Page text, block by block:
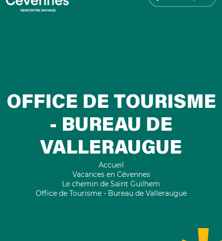
OFFICE DE TOURISME
- BUREAU DE
VALLERAUGUE
Accueil
Vacances en Cévennes
Le chemin de Saint Guilhem
Office de Tourisme - Bureau de Valleraugue